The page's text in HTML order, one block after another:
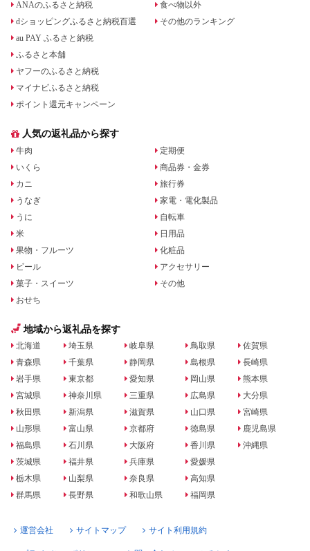
ANAのふるさと納税
dショッピングふるさと納税百選
au PAY ふるさと納税
ふるさと本舗
ヤフーのふるさと納税
マイナビふるさと納税
ポイント還元キャンペーン
食べ物以外
その他のランキング
人気の返礼品から探す
牛肉
いくら
カニ
うなぎ
うに
米
果物・フルーツ
ビール
菓子・スイーツ
おせち
定期便
商品券・金券
旅行券
家電・電化製品
自転車
日用品
化粧品
アクセサリー
その他
地域から返礼品を探す
北海道
青森県
岩手県
宮城県
秋田県
山形県
福島県
茨城県
栃木県
群馬県
埼玉県
千葉県
東京都
神奈川県
新潟県
富山県
石川県
福井県
山梨県
長野県
岐阜県
静岡県
愛知県
三重県
滋賀県
京都府
大阪府
兵庫県
奈良県
和歌山県
鳥取県
島根県
岡山県
広島県
山口県
徳島県
香川県
愛媛県
高知県
福岡県
佐賀県
長崎県
熊本県
大分県
宮崎県
鹿児島県
沖縄県
運営会社 サイトマップ サイト利用規約